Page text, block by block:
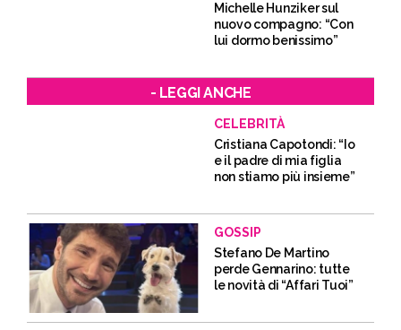
Michelle Hunziker sul
nuovo compagno: “Con
lui dormo benissimo”
- LEGGI ANCHE
CELEBRITÀ
Cristiana Capotondi: “Io
e il padre di mia figlia
non stiamo più insieme”
GOSSIP
Stefano De Martino
perde Gennarino: tutte
le novità di “Affari Tuoi”